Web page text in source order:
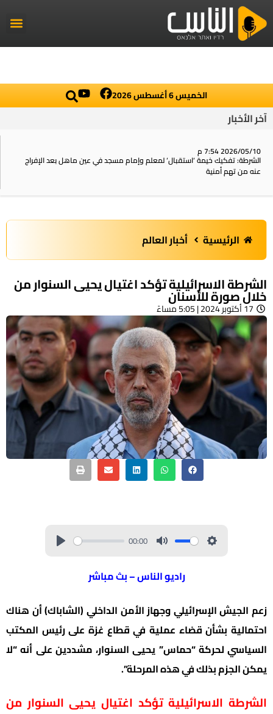
الخميس 6 أغسطس 2026
آخر الأخبار
2026/05/10 7:54 م
الشرطة: تفكيك خيمة ‘استقبال‘ لمعلم وإمام مسجد في عين ماهل بعد الإفراج
عنه من تهم أمنية
الرئيسية أخبار العالم
الشرطة الاسرائيلية تؤكد اغتيال يحيى السنوار من
خلال صورة للأسنان
17 أكتوبر 2024 | 5:05 مساءً
00:00
راديو الناس – بث مباشر
زعم الجيش الإسرائيلي وجهاز الأمن الداخلي (الشاباك) أن هناك
احتمالية بشأن قضاء عملية في قطاع غزة على رئيس المكتب
السياسي لحركة “حماس” يحيى السنوار، مشددين على أنه “لا
يمكن الجزم بذلك في هذه المرحلة”.
الشرطة الاسرائيلية تؤكد اغتيال يحيى السنوار من